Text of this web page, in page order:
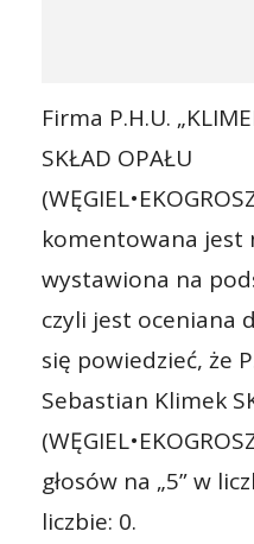
Firma P.H.U.
SKŁAD OPAŁU
komentowana jest
wystawiona na
czyli jest oceniana
się powiedzieć, że
Sebastian Klimek
głosów na „5” w
liczbie: 0.